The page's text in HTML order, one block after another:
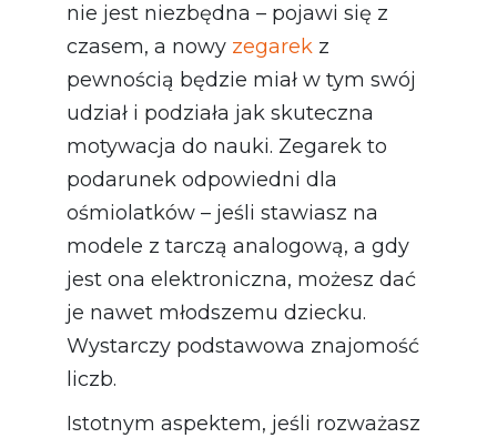
nie jest niezbędna – pojawi się z
czasem, a nowy zegarek z
pewnością będzie miał w tym swój
udział i podziała jak skuteczna
motywacja do nauki. Zegarek to
podarunek odpowiedni dla
ośmiolatków – jeśli stawiasz na
modele z tarczą analogową, a gdy
jest ona elektroniczna, możesz dać
je nawet młodszemu dziecku.
Wystarczy podstawowa znajomość
liczb.
Istotnym aspektem, jeśli rozważasz